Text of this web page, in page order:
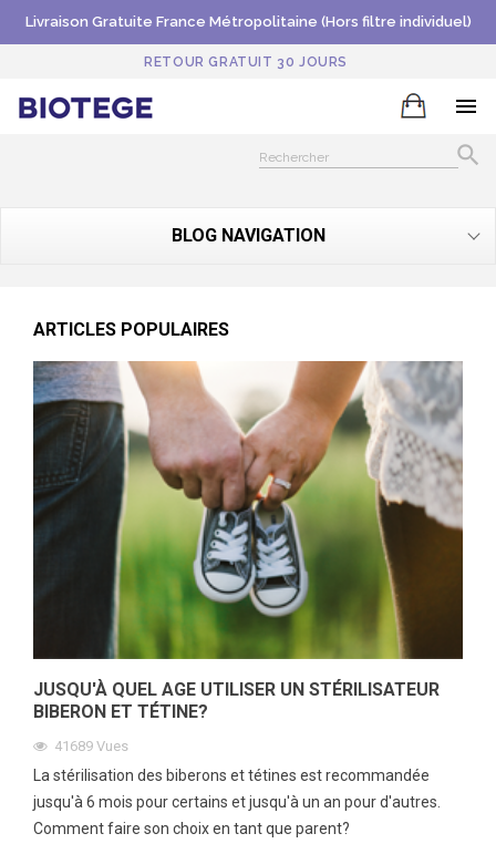
Livraison Gratuite France Métropolitaine (Hors filtre individuel)
RETOUR GRATUIT 30 JOURS


BLOG NAVIGATION
ARTICLES POPULAIRES
JUSQU'À QUEL AGE UTILISER UN STÉRILISATEUR
BIBERON ET TÉTINE?
41689 Vues
La stérilisation des biberons et tétines est recommandée
jusqu'à 6 mois pour certains et jusqu'à un an pour d'autres.
Comment faire son choix en tant que parent?